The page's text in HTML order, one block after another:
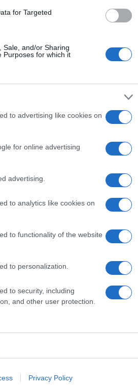
for Targeted
Sale, and/or Sharing
Purposes for which it
to advertising like cookies on
for online advertising
advertising.
to analytics like cookies on
to functionality of the website
to personalization.
to security, including
and other user protection.
Privacy Policy
È
alla
e traspiranti
sono ottime
il corpo può
può
giornata.
sia a casa che
adeguato, che
le sfide
a se
lo stress e
adeguatamente è